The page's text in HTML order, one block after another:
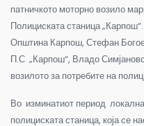
патничкото моторно возило
Полициската станица
Општина Карпош, Стефан
П.С „Карпош“, Владо
возилото за потребите на
Во изминатиот период
полициската станица, која се